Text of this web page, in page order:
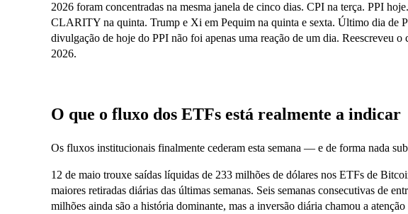
2026 foram concentradas na mesma janela de cinco dias. CPI na terça. PPI
CLARITY na quinta. Trump e Xi em Pequim na quinta e sexta. Último dia de
divulgação de hoje do PPI não foi apenas uma reação de um dia. Reescreveu o
2026.
O que o fluxo dos ETFs está realmente a indicar
Os fluxos institucionais finalmente cederam esta semana — e de forma nada
12 de maio trouxe saídas líquidas de 233 milhões de dólares nos ETFs de
maiores retiradas diárias das últimas semanas. Seis semanas consecutivas de
milhões ainda são a história dominante, mas a inversão diária chamou a atenção